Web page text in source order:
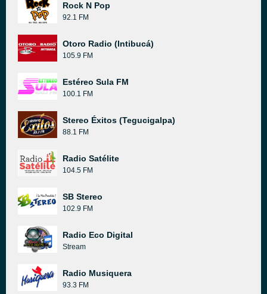
Rock N Pop
92.1 FM
Otoro Radio (Intibucá)
105.9 FM
Estéreo Sula FM
100.1 FM
Stereo Éxitos (Tegucigalpa)
88.1 FM
Radio Satélite
104.5 FM
SB Stereo
102.9 FM
Radio Eco Digital
Stream
Radio Musiquera
93.3 FM